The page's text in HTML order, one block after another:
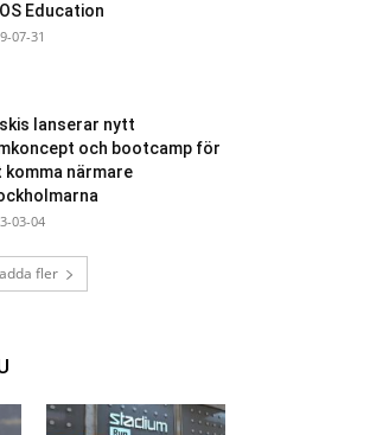
Education
07-31
lanserar nytt
och bootcamp för
komma närmare
03-04
fler